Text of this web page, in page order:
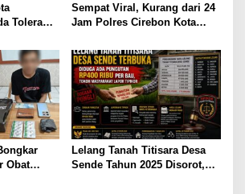
Toleransi
Sempat Viral, Kurang dari 24
Jam Polres Cirebon Kota
Pengeroyokan di GTC
Obat
Lelang Tanah Titisara Desa
Sende Tahun 2025 Disorot,